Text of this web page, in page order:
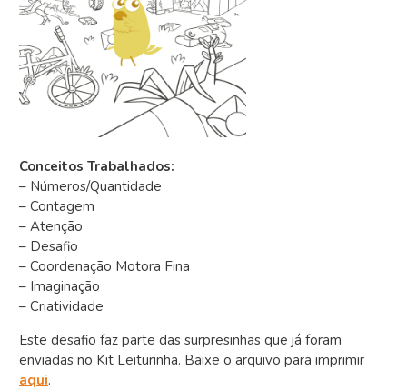
Conceitos Trabalhados:
– Números/Quantidade
– Contagem
– Atenção
– Desafio
– Coordenação Motora Fina
– Imaginação
– Criatividade
Este desafio faz parte das surpresinhas que já foram
enviadas no Kit Leiturinha. Baixe o arquivo para imprimir
aqui.